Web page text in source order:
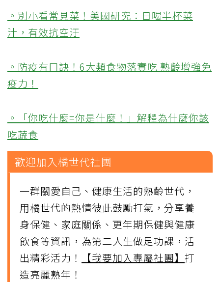
。別小看常見菜！美國研究：日喝半杯菜
汁，有效抗空汙
。防疫有口訣！6大類食物落實吃 熟齡增強免
疫力！
。「你吃什麼=你是什麼！」解釋為什麼你該
吃蔬食
歡迎加入橘世代社團
一群關愛自己、健康生活的熟齡世代，
用橘世代的熱情彼此鼓勵打氣，分享養
身保健、家庭關係、更年期保健與健康
飲食等資訊，為第二人生做足功課，活
出精彩活力！
【我要加入專屬社團】 打
造亮麗熟年！